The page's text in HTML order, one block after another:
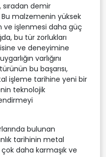
demir
malzemenin yüksek
ve işlenmesi daha güç
bu tür zorlukları
ve deneyimine
varlığını
bu başarısı,
işleme tarihine yeni bir
teknolojik
bulunan
tarihinin metal
daha karmaşık ve